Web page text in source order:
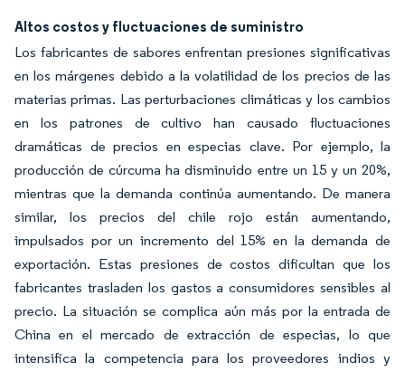
Altos costos y fluctuaciones de suministro
Los fabricantes de sabores enfrentan presiones significativas
en los márgenes debido a la volatilidad de los precios de las
materias primas. Las perturbaciones climáticas y los cambios
en los patrones de cultivo han causado fluctuaciones
dramáticas de precios en especias clave. Por ejemplo, la
producción de cúrcuma ha disminuido entre un 15 y un 20%,
mientras que la demanda continúa aumentando. De manera
similar, los precios del chile rojo están aumentando,
impulsados por un incremento del 15% en la demanda de
exportación. Estas presiones de costos dificultan que los
fabricantes trasladen los gastos a consumidores sensibles al
precio. La situación se complica aún más por la entrada de
China en el mercado de extracción de especias, lo que
intensifica la competencia para los proveedores indios y